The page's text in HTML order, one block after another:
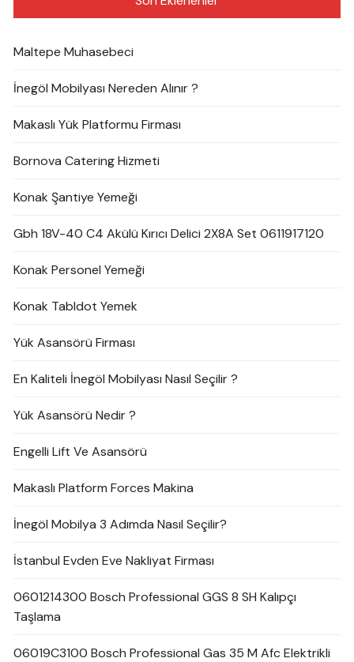
Maltepe Muhasebeci
İnegöl Mobilyası Nereden Alınır ?
Makaslı Yük Platformu Firması
Bornova Catering Hizmeti
Konak Şantiye Yemeği
Gbh 18V-40 C4 Akülü Kırıcı Delici 2X8A Set 0611917120
Konak Personel Yemeği
Konak Tabldot Yemek
Yük Asansörü Firması
En Kaliteli İnegöl Mobilyası Nasıl Seçilir ?
Yük Asansörü Nedir ?
Engelli Lift Ve Asansörü
Makaslı Platform Forces Makina
İnegöl Mobilya 3 Adımda Nasıl Seçilir?
İstanbul Evden Eve Nakliyat Firması
0601214300 Bosch Professional GGS 8 SH Kalıpçı
Taşlama
06019C3100 Bosch Professional Gas 35 M Afc Elektrikli